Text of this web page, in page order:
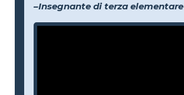
–Insegnante di terza elementare